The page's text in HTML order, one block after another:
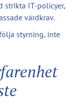
strikta IT-policyer,
värdkrav.
styrning, inte